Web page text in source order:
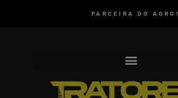
PARCEIRA DO AGRO!